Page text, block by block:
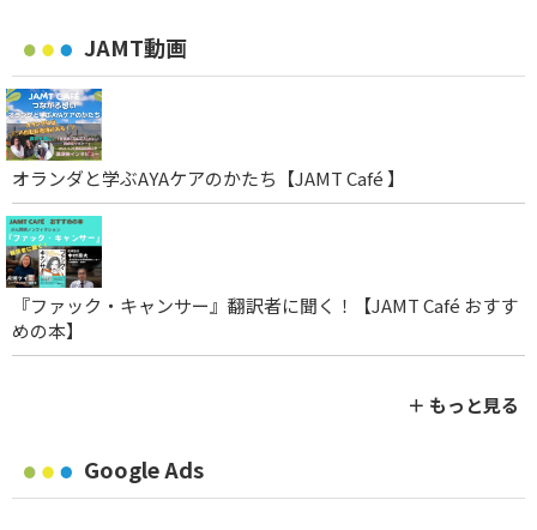
JAMT動画
オランダと学ぶAYAケアのかたち【JAMT Café 】
『ファック・キャンサー』翻訳者に聞く！【JAMT Café おすす
めの本】
＋ もっと見る
Google Ads